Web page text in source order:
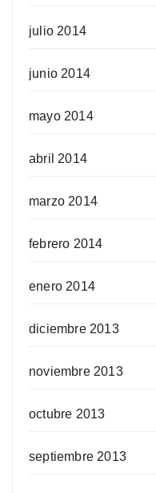
julio 2014
junio 2014
mayo 2014
abril 2014
marzo 2014
febrero 2014
enero 2014
diciembre 2013
noviembre 2013
octubre 2013
septiembre 2013